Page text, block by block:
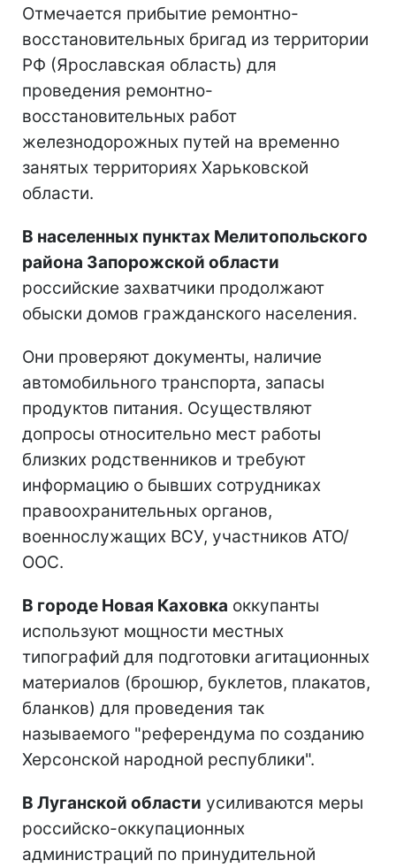
Отмечается прибытие ремонтно-
восстановительных бригад из территории
РФ (Ярославская область) для
проведения ремонтно-
восстановительных работ
железнодорожных путей на временно
занятых территориях Харьковской
области.
В населенных пунктах Мелитопольского
района Запорожской области
российские захватчики продолжают
обыски домов гражданского населения.
Они проверяют документы, наличие
автомобильного транспорта, запасы
продуктов питания. Осуществляют
допросы относительно мест работы
близких родственников и требуют
информацию о бывших сотрудниках
правоохранительных органов,
военнослужащих ВСУ, участников АТО/
ООС.
В городе Новая Каховка оккупанты
используют мощности местных
типографий для подготовки агитационных
материалов (брошюр, буклетов, плакатов,
бланков) для проведения так
называемого "референдума по созданию
Херсонской народной республики".
В Луганской области усиливаются меры
российско-оккупационных
администраций по принудительной